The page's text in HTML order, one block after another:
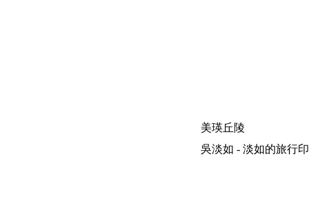
美瑛丘陵
吳淡如 - 淡如的旅行印